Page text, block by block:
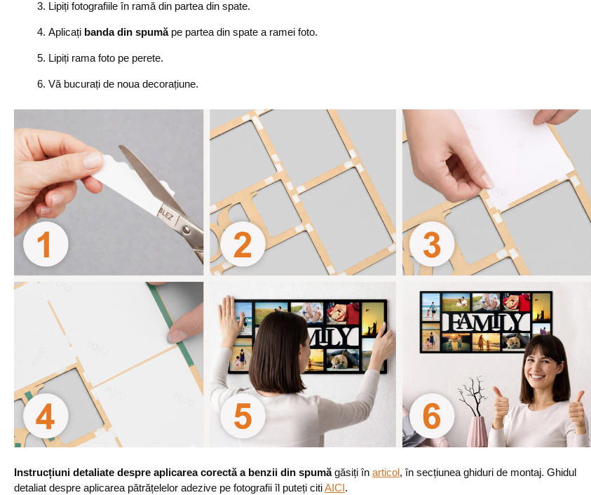
Lipiți fotografiile în ramă din partea din spate.
Aplicați banda din spumăpe partea din spate a ramei foto.
Lipiți rama foto pe perete.
Vă bucurați de noua decorațiune.
Instrucțiuni detaliate despre aplicarea corectă a benzii din spumăgăsiți în articol, în secțiunea ghiduri de montaj. Ghidul
detaliat despre aplicarea pătrățelelor adezive pe fotografii îl puteți citiAICI.